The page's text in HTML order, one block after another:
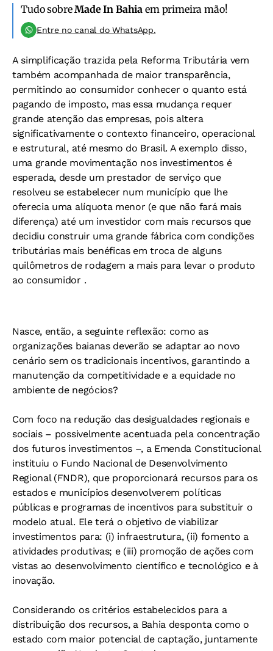
Tudo sobreMade In Bahia em primeira mão!
Entre no canal do WhatsApp.
A simplificação trazida pela Reforma Tributária vem
também acompanhada de maior transparência,
permitindo ao consumidor conhecer o quanto está
pagando de imposto, mas essa mudança requer
grande atenção das empresas, pois altera
significativamente o contexto financeiro, operacional
e estrutural, até mesmo do Brasil. A exemplo disso,
uma grande movimentação nos investimentos é
esperada, desde um prestador de serviço que
resolveu se estabelecer num município que lhe
oferecia uma alíquota menor (e que não fará mais
diferença) até um investidor com mais recursos que
decidiu construir uma grande fábrica com condições
tributárias mais benéficas em troca de alguns
quilômetros de rodagem a mais para levar o produto
ao consumidor .
Nasce, então, a seguinte reflexão: como as
organizações baianas deverão se adaptar ao novo
cenário sem os tradicionais incentivos, garantindo a
manutenção da competitividade e a equidade no
ambiente de negócios?
Com foco na redução das desigualdades regionais e
sociais – possivelmente acentuada pela concentração
dos futuros investimentos –, a Emenda Constitucional
instituiu o Fundo Nacional de Desenvolvimento
Regional (FNDR), que proporcionará recursos para os
estados e municípios desenvolverem políticas
públicas e programas de incentivos para substituir o
modelo atual. Ele terá o objetivo de viabilizar
investimentos para: (i) infraestrutura, (ii) fomento a
atividades produtivas; e (iii) promoção de ações com
vistas ao desenvolvimento científico e tecnológico e à
inovação.
Considerando os critérios estabelecidos para a
distribuição dos recursos, a Bahia desponta como o
estado com maior potencial de captação, juntamente